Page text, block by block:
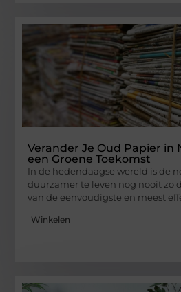
Verander Je Oud Papier in
een Groene Toekomst
In de hedendaagse wereld is de
duurzamer te leven nog nooit zo
van de eenvoudigste en meest
Winkelen